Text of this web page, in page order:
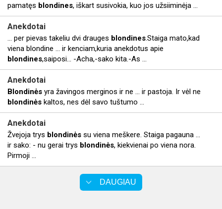
pamatęs blondines, iškart susivokia, kuo jos užsiiminėja ...
Anekdotai
... per pievas takeliu dvi drauges blondines.Staiga mato,kad
viena blondine ... ir kenciam,kuria anekdotus apie
blondines,saiposi... -Acha,-sako kita.-As ...
Anekdotai
Blondinės yra žavingos merginos ir ne ... ir pastoja. Ir vėl ne
blondinės kaltos, nes dėl savo tuštumo ...
Anekdotai
Žvejoja trys blondinės su viena meškere. Staiga pagauna ...
ir sako: - nu gerai trys blondinės, kiekvienai po viena nora.
Pirmoji ...
DAUGIAU